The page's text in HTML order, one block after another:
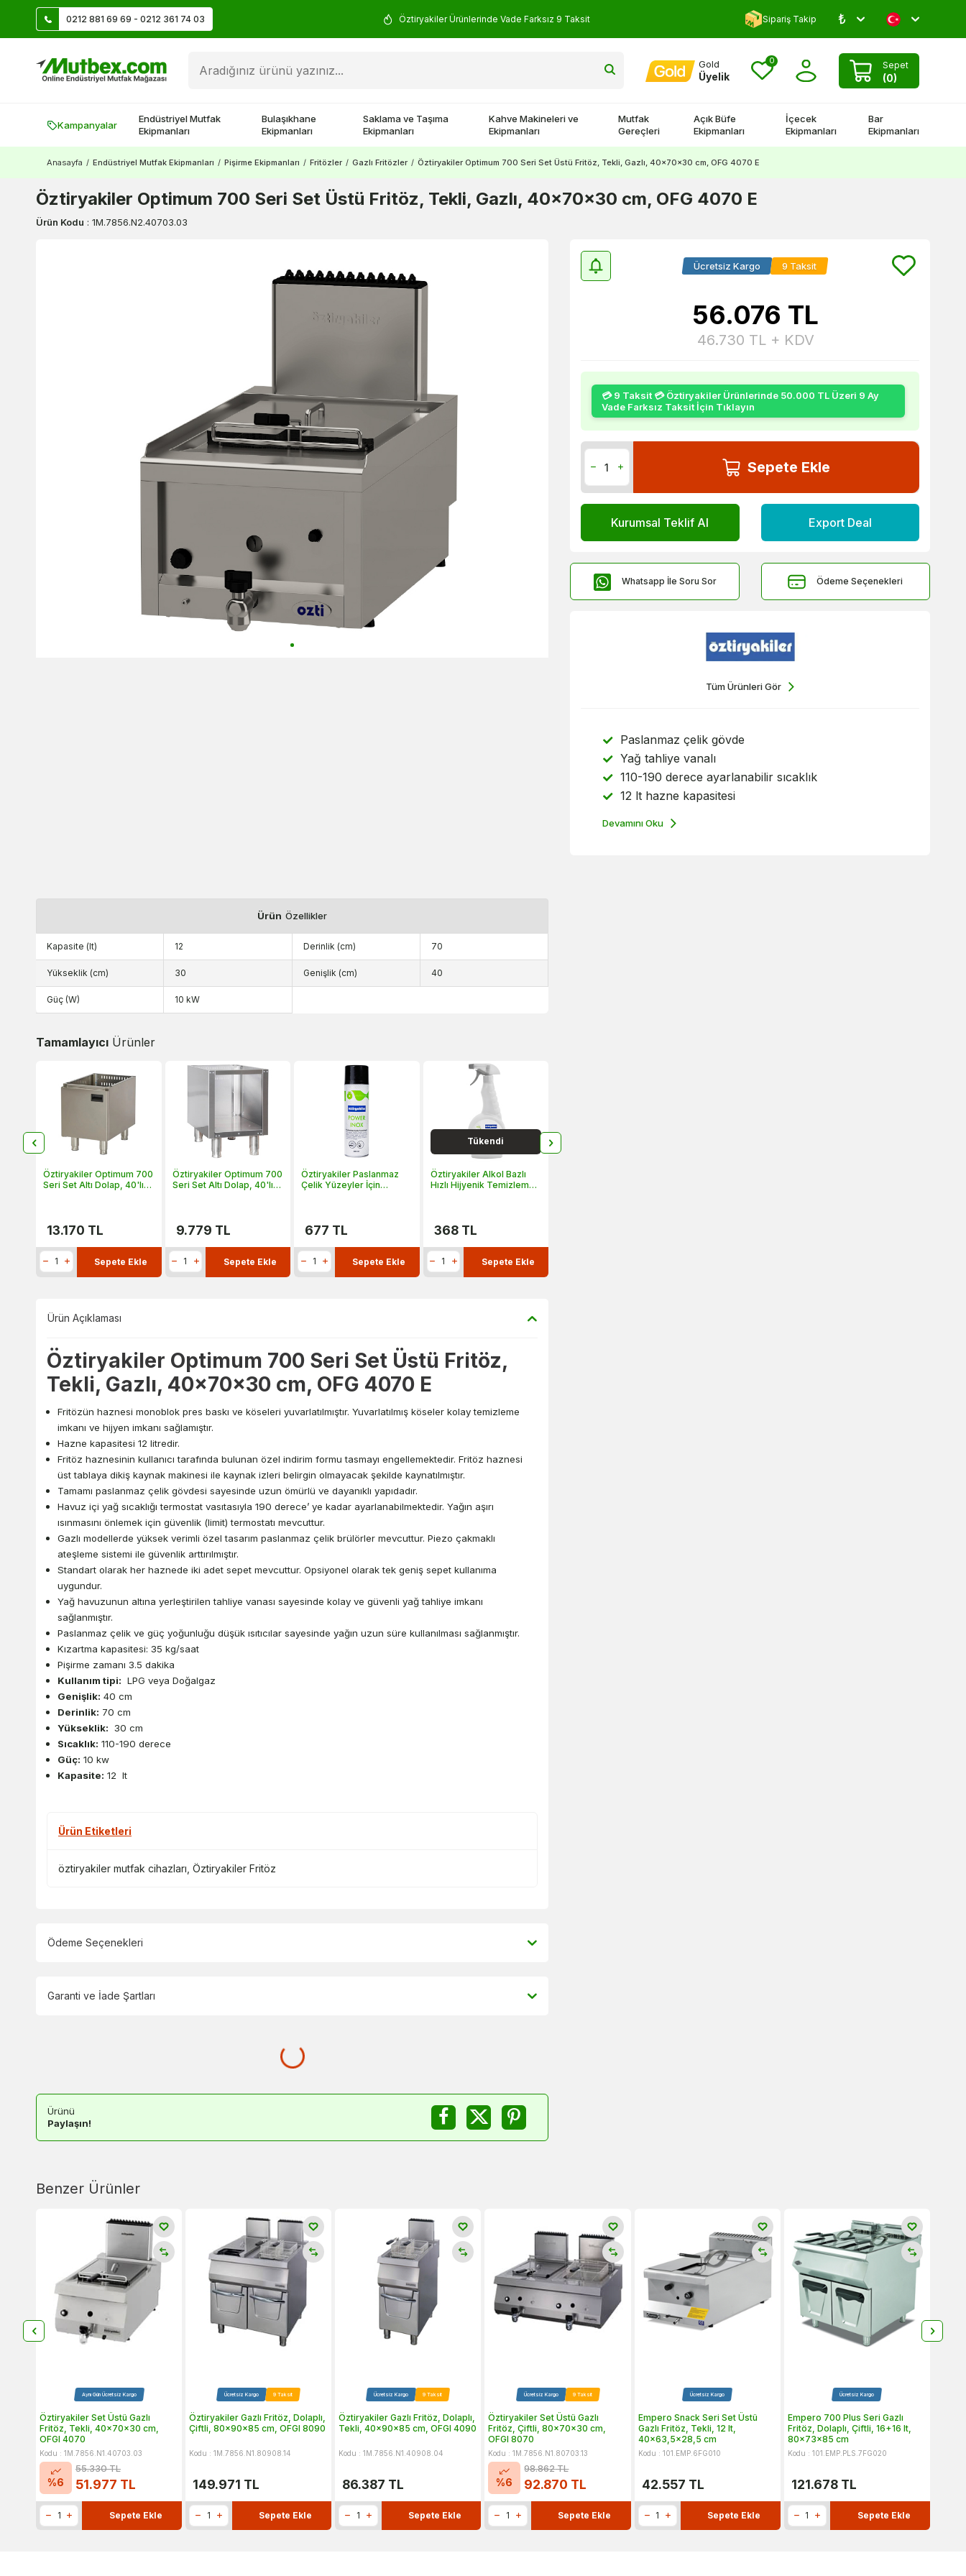
0212 881 69 69 - 0212 361 74 03Üye Ol İlk Siparişte 500 TL Kazan! Öztiryakiler Ürünlerinde Vade Farksız 9 Taksit Yorum Yap 500 TL Kazan!
Sipariş Takip ₺
Gold
Üyelik
0 Sepet
(0)
Kampanyalar
Endüstriyel Mutfak
Ekipmanları
Bulaşıkhane
Ekipmanları
Saklama ve Taşıma
Ekipmanları
Kahve Makineleri ve
Ekipmanları
Mutfak
Gereçleri
Açık Büfe
Ekipmanları
İçecek
Ekipmanları
Bar
Ekipmanları
Anasayfa / Endüstriyel Mutfak Ekipmanları / Pişirme Ekipmanları / Fritözler / Gazlı Fritözler / Öztiryakiler Optimum 700 Seri Set Üstü Fritöz, Tekli, Gazlı, 40x70x30 cm, OFG 4070 E
Öztiryakiler Optimum 700 Seri Set Üstü Fritöz, Tekli, Gazlı, 40x70x30 cm, OFG 4070 E
Ürün Kodu : 1M.7856.N2.40703.03
Ücretsiz Kargo 9 Taksit
56.076 TL
46.730 TL + KDV
💳 9 Taksit 💳 Öztiryakiler Ürünlerinde 50.000 TL Üzeri 9 Ay
Vade Farksız Taksit İçin Tıklayın
Sepete Ekle
Kurumsal Teklif Al Export Deal
Whatsapp İle Soru Sor Ödeme Seçenekleri
Tüm Ürünleri Gör
Paslanmaz çelik gövde
Yağ tahliye vanalı
110-190 derece ayarlanabilir sıcaklık
12 lt hazne kapasitesi
Devamını Oku
Ürün Özellikler
Kapasite (lt) 12 Derinlik (cm) 70
Yükseklik (cm) 30 Genişlik (cm) 40
Güç (W) 10 kW
Tamamlayıcı Ürünler
Öztiryakiler Optimum 700
Seri Set Altı Dolap, 40'lık,
13.170 TL
Sepete Ekle
Öztiryakiler Optimum 700
Seri Set Altı Dolap, 40'lık,
9.779 TL
Sepete Ekle
Öztiryakiler Paslanmaz
Çelik Yüzeyler İçin
677 TL
Sepete Ekle
Tükendi
Öztiryakiler Alkol Bazlı
Hızlı Hijyenik Temizleme
368TL
Sepete Ekle
Ürün Açıklaması
Öztiryakiler Optimum 700 Seri Set Üstü Fritöz,
Tekli, Gazlı, 40x70x30 cm, OFG 4070 E
Fritözün haznesi monoblok pres baskı ve köseleri yuvarlatılmıştır. Yuvarlatılmış köseler kolay temizleme
imkanı ve hijyen imkanı sağlamıştır.
Hazne kapasitesi 12 litredir.
Fritöz haznesinin kullanıcı tarafında bulunan özel indirim formu tasmayı engellemektedir. Fritöz haznesi
üst tablaya dikiş kaynak makinesi ile kaynak izleri belirgin olmayacak şekilde kaynatılmıştır.
Tamamı paslanmaz çelik gövdesi sayesinde uzun ömürlü ve dayanıklı yapıdadır.
Havuz içi yağ sıcaklığı termostat vasıtasıyla 190 derece’ ye kadar ayarlanabilmektedir. Yağın aşırı
ısınmasını önlemek için güvenlik (limit) termostatı mevcuttur.
Gazlı modellerde yüksek verimli özel tasarım paslanmaz çelik brülörler mevcuttur. Piezo çakmaklı
ateşleme sistemi ile güvenlik arttırılmıştır.
Standart olarak her haznede iki adet sepet mevcuttur. Opsiyonel olarak tek geniş sepet kullanıma
uygundur.
Yağ havuzunun altına yerleştirilen tahliye vanası sayesinde kolay ve güvenli yağ tahliye imkanı
sağlanmıştır.
Paslanmaz çelik ve güç yoğunluğu düşük ısıtıcılar sayesinde yağın uzun süre kullanılması sağlanmıştır.
Kızartma kapasitesi: 35 kg/saat
Pişirme zamanı 3.5 dakika
Kullanım tipi: LPG veya Doğalgaz
Genişlik: 40 cm
Derinlik: 70 cm
Yükseklik: 30 cm
Sıcaklık: 110-190 derece
Güç: 10 kw
Kapasite: 12 lt
Ürün Etiketleri
öztiryakiler mutfak cihazları Öztiryakiler Fritöz
Ödeme Seçenekleri
Garanti ve İade Şartları
Ürünü
Paylaşın!
Benzer Ürünler
Aynı Gün Ücretsiz Kargo
Öztiryakiler Set Üstü Gazlı
Fritöz, Tekli, 40x70x30 cm,
OFGI 4070
Kodu : 1M.7856.N1.40703.03
%6
55.330TL
51.977 TL
Sepete Ekle
Ücretsiz Kargo 9 Taksit
Öztiryakiler Gazlı Fritöz, Dolaplı,
Çiftli, 80x90x85 cm, OFGI 8090
Kodu : 1M.7856.N1.80908.14
149.971 TL
Sepete Ekle
Ücretsiz Kargo 9 Taksit
Öztiryakiler Gazlı Fritöz, Dolaplı,
Tekli, 40x90x85 cm, OFGI 4090
Kodu : 1M.7856.N1.40908.04
86.387 TL
Sepete Ekle
Ücretsiz Kargo 9 Taksit
Öztiryakiler Set Üstü Gazlı
Fritöz, Çiftli, 80x70x30 cm,
OFGI 8070
Kodu : 1M.7856.N1.80703.13
%6
98.862TL
92.870 TL
Sepete Ekle
Ücretsiz Kargo
Empero Snack Seri Set Üstü
Gazlı Fritöz, Tekli, 12 lt,
40x63,5x28,5 cm
Kodu : 101.EMP.6FG010
42.557 TL
Sepete Ekle
Ücretsiz Kargo
Empero 700 Plus Seri Gazlı
Fritöz, Dolaplı, Çiftli, 16+16 lt,
80x73x85 cm
Kodu : 101.EMP.PLS.7FG020
121.678TL
Sepete Ekle